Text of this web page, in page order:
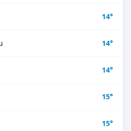
14°
14°
14°
15°
15°